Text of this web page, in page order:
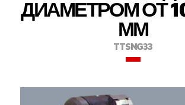
ДИАМЕТРОМ ОТ
ММ
TTSNG33